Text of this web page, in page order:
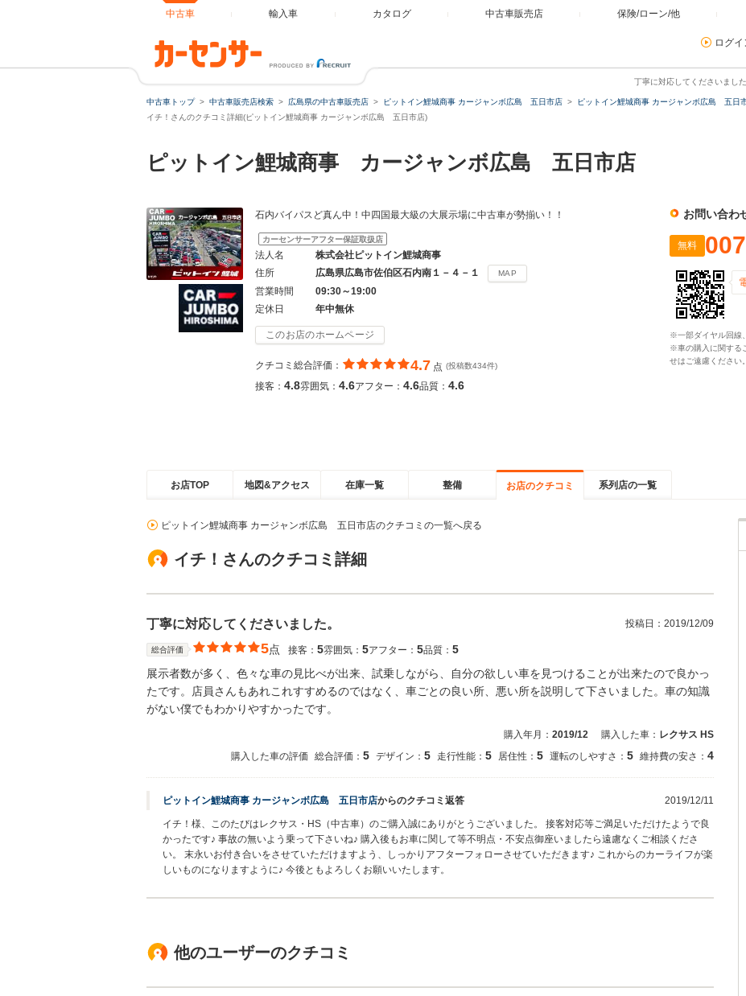
中古車 輸入車 カタログ 中古車販売店 保険/ローン/他
ログイ
丁寧に対応してくださいまし
中古車トップ 中古車販売店検索 広島県の中古車販売店 ピットイン鯉城商事 カージャンボ広島 五日市店
ピットイン鯉城商事 カージャンボ広島 五日
イチ！さんのクチコミ詳細(ピットイン鯉城商事 カージャンボ広島 五日市店)
ピットイン鯉城商事 カージャンボ広島 五日市店
石内バイパスど真ん中！中四国最大級の大展示場に中古車が勢揃い！！
カーセンサーアフター保証取扱店
法人名
株式会社ピットイン鯉城商事
住所
広島県広島市佐伯区石内南１－４－１ MAP
営業時間
09:30～19:00
定休日
年中無休
このお店のホームページ
クチコミ総合評価： 4.7 点 (投稿数434件)
接客： 4.8雰囲気： 4.6アフター： 4.6品質： 4.6
お問い合わ
無料
※一部ダイヤル回線
※車の購入に関する
せはご遠慮ください。
お店TOP 地図&アクセス 在庫一覧 整備 お店のクチコミ 系列店の一覧
ピットイン鯉城商事 カージャンボ広島 五日市店のクチコミの一覧へ戻る
イチ！さんのクチコミ詳細
丁寧に対応してくださいました。 投稿日： 2019/12/09
総合評価 5点 接客： 5雰囲気： 5アフター： 5品質： 5
展示者数が多く、色々な車の見比べが出来、試乗しながら、自分の欲しい車を見つけることが出来たので良かっ
たです。店員さんもあれこれすすめるのではなく、車ごとの良い所、悪い所を説明して下さいました。車の知識
がない僕でもわかりやすかったです。
購入年月： 2019/12 購入した車： レクサス HS
購入した車の評価
総合評価： 5 デザイン： 5 走行性能： 5 居住性： 5 運転のしやすさ： 5 維持費の安さ： 4
ピットイン鯉城商事 カージャンボ広島 五日市店からのクチコミ返答 2019/12/11
イチ！様、このたびはレクサス・HS（中古車）のご購入誠にありがとうございました。 接客対応等ご満足いただけたようで良
かったです♪ 事故の無いよう乗って下さいね♪ 購入後もお車に関して等不明点・不安点御座いましたら遠慮なくご相談くださ
い。 末永いお付き合いをさせていただけますよう、しっかりアフターフォローさせていただきます♪ これからのカーライフが楽
しいものになりますように♪ 今後ともよろしくお願いいたします。
他のユーザーのクチコミ